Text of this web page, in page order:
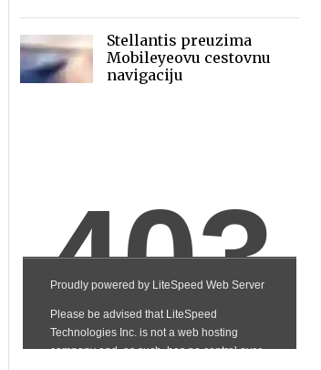
Microline drugi
Stellantis preuzima
Mobileyeovu cestovnu
navigaciju